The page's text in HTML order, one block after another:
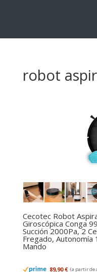
robot
Cecotec Robot
Giroscópica Conga
Succión 2000Pa, 2
Fregado, Autonomía
Mando
89,90 € (a partir de